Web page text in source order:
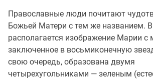
Православные люди почитают
Божьей Матери с тем же названием.
располагается изображение Марии с
заключенное в восьмиконечную
свою очередь, образована двумя
четырехугольниками — зеленым